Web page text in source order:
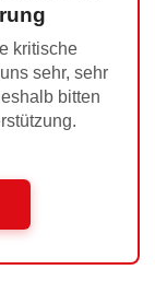
kritische
sehr, sehr
bitten